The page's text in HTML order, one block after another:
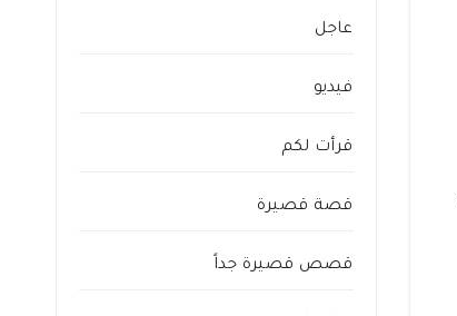
عاجل
فيديو
قرأت لكم
قصة قصيرة
قصص قصيرة جداً